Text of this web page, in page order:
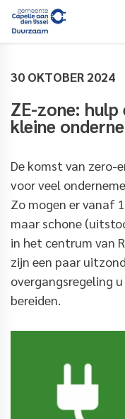
30 OKTOBER 2024
ZE-zone:
kleine
De komst van zero-
voor veel
Zo mogen er vanaf
maar schone
in het centrum van
zijn een paar
overgangsregeling
bereiden.